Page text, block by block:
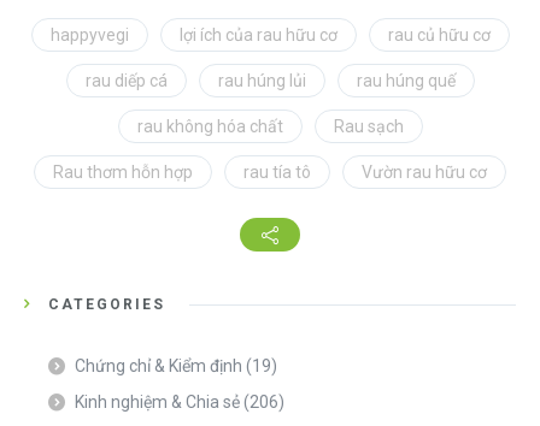
happyvegi lợi ích của rau hữu cơ rau củ hữu cơ
rau diếp cá rau húng lủi rau húng quế
rau không hóa chất Rau sạch
Rau thơm hỗn hợp rau tía tô Vườn rau hữu cơ
CATEGORIES
Chứng chỉ & Kiểm định (19)
Kinh nghiệm & Chia sẻ(206)